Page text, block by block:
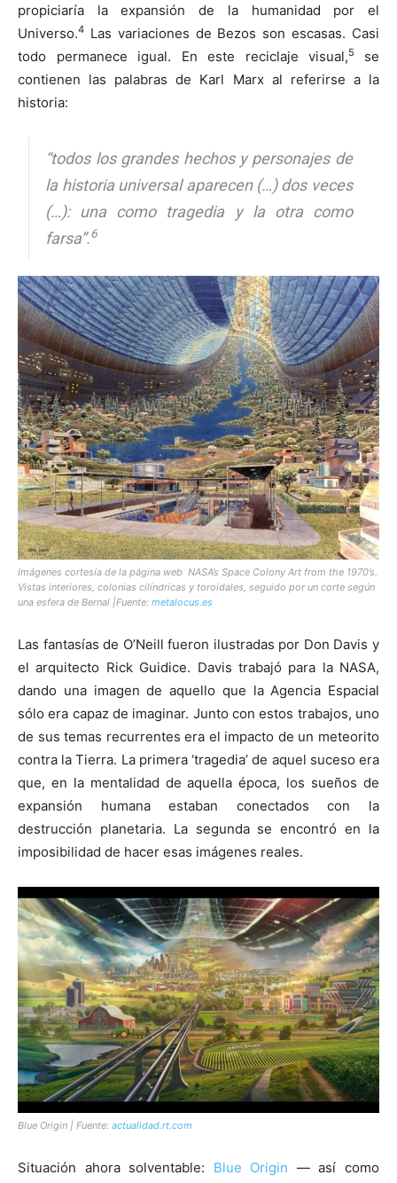
propiciaría la expansión de la humanidad por el
Universo.4 Las variaciones de Bezos son escasas. Casi
todo permanece igual. En este reciclaje visual,5 se
contienen las palabras de Karl Marx al referirse a la
historia:
“todos los grandes hechos y personajes de
la historia universal aparecen (…) dos veces
(…): una como tragedia y la otra como
farsa”.6
Imágenes cortesía de la página web NASA’s Space Colony Art from the 1970’s.
Vistas interiores, colonias cilíndricas y toroidales, seguido por un corte según
una esfera de Bernal |Fuente: metalocus.es
Las fantasías de O’Neill fueron ilustradas por Don Davis y
el arquitecto Rick Guidice. Davis trabajó para la NASA,
dando una imagen de aquello que la Agencia Espacial
sólo era capaz de imaginar. Junto con estos trabajos, uno
de sus temas recurrentes era el impacto de un meteorito
contra la Tierra. La primera ‘tragedia’ de aquel suceso era
que, en la mentalidad de aquella época, los sueños de
expansión humana estaban conectados con la
destrucción planetaria. La segunda se encontró en la
imposibilidad de hacer esas imágenes reales.
Blue Origin | Fuente: actualidad.rt.com
Situación ahora solventable: Blue Origin — así como